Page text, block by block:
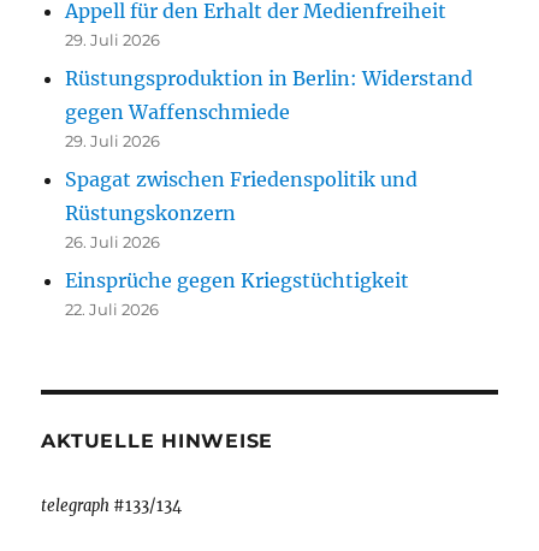
Appell für den Erhalt der Medienfreiheit
29. Juli 2026
Rüstungsproduktion in Berlin: Widerstand
gegen Waffenschmiede
29. Juli 2026
Spagat zwischen Friedenspolitik und
Rüstungskonzern
26. Juli 2026
Einsprüche gegen Kriegstüchtigkeit
22. Juli 2026
AKTUELLE HINWEISE
telegraph #133/134